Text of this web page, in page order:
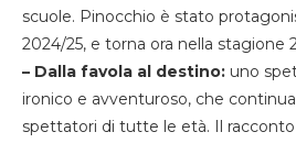
scuole. Pinocchio è stato
2024/25, e torna ora nella stagione
– Dalla favola al destino: uno
ironico e avventuroso, che
spettatori di tutte le età. Il racconto